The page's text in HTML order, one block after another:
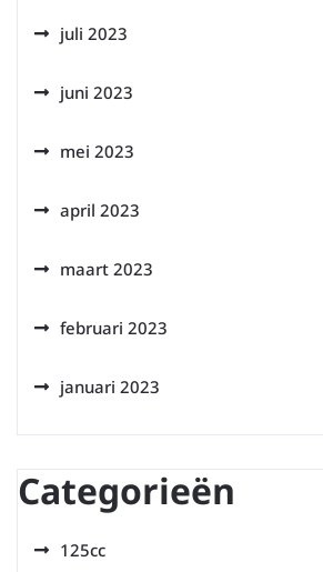
juli 2023
juni 2023
mei 2023
april 2023
maart 2023
februari 2023
januari 2023
Categorieën
125cc